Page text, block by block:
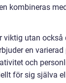
kombineras
utan också
en
och
för sig själva